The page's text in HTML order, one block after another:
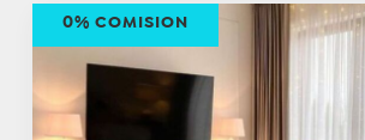
0% COMISION